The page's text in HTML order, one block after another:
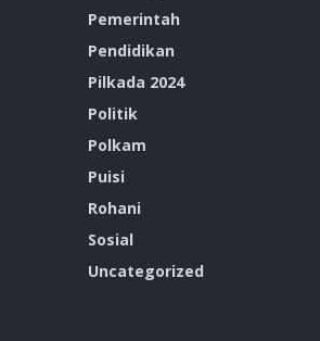
Pemerintah
Pendidikan
Pilkada 2024
Politik
Polkam
Puisi
Rohani
Sosial
Uncategorized